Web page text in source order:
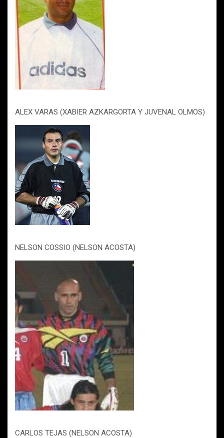
ALEX VARAS (XABIER AZKARGORTA Y JUVENAL OLMOS)
NELSON COSSIO (NELSON ACOSTA)
CARLOS TEJAS (NELSON ACOSTA)